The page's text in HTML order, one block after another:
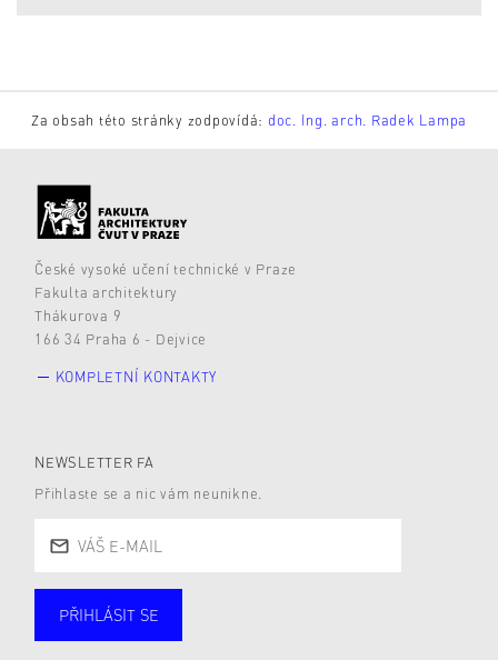
Za obsah této stránky zodpovídá: doc. Ing. arch. Radek Lampa
České vysoké učení technické v Praze
Fakulta architektury
Thákurova 9
166 34 Praha 6 - Dejvice
KOMPLETNÍ KONTAKTY
NEWSLETTER FA
Přihlaste se a nic vám neunikne.
Studující
PŘIHLÁSIT SE